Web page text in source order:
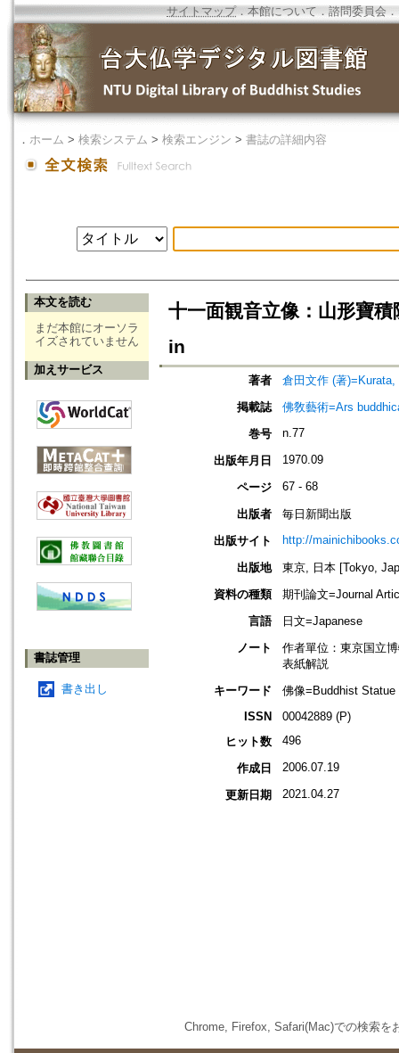
サイトマップ．本館について ． 諮問委員会 ．
． ホーム > 検索システム > 検索エンジン > 書誌の詳細内容
本文を読む
まだ本館にオーソラ
イズされていません
加えサービス
書誌管理
書き出し
十一面観音立像：山形寶
in
著者
倉田文作 (著
掲載誌
佛敎藝術=Ars
巻号
n.77
出版年月日 1970.09
ページ 67 - 68
出版者
毎日新聞出版
出版サイト
http://
出版地
東京, 日本 [Tokyo,
資料の種類
期刊論文=Journal
言語
日文=Japanese
ノート
作者單位：東京国立
表紙解説
キーワード
佛像=Buddhist Statue
ISSN
00042889 (P)
ヒット数
496
作成日 2006.07.19
更新日期 2021.04.27
Chrome, Firefox, Safari(Mac)での検索を